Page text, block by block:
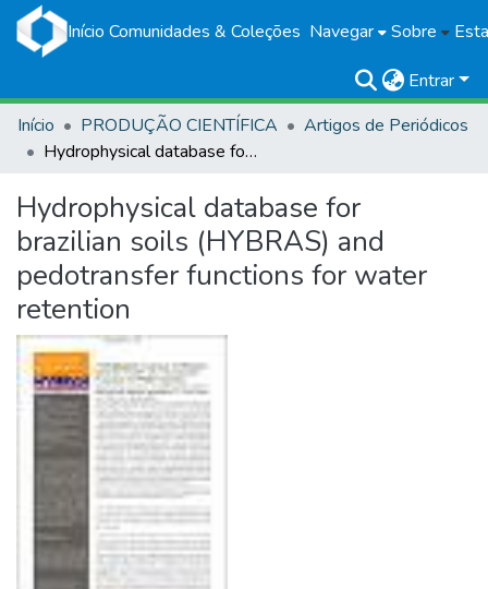
Início Comunidades & Coleções Navegar Sobre
Entrar
Início
PRODUÇÃO CIENTÍFICA
Artigos de Periódicos
Hydrophysical database for brazilian soils (HYBRAS) and pedotransfer functions for water retention
Hydrophysical database for
brazilian soils (HYBRAS) and
pedotransfer functions for water
retention